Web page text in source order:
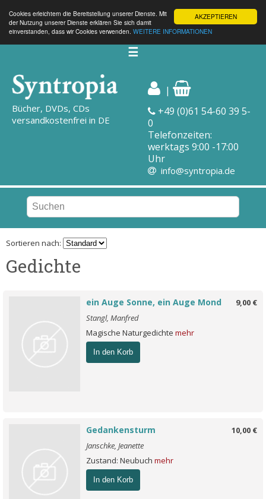
AKZEPTIEREN
Cookies erleichtern die Bereitstellung unserer Dienste. Mit
der Nutzung unserer Dienste erklären Sie sich damit
einverstanden, dass wir Cookies verwenden. WEITERE INFORMATIONEN
☰
Bücher, DVDs, CDs
versandkostenfrei in DE
|
+49 (0)61 54-60 39 5-
0
Telefonzeiten:
werktags 9:00 -17:00
Uhr
info@syntropia.de
Sortieren nach:
Gedichte
9,00 €
ein Auge Sonne, ein Auge Mond
Stangl, Manfred
Magische Naturgedichte mehr
In den Korb
10,00 €
Gedankensturm
Janschke, Jeanette
Zustand: Neubuch mehr
In den Korb